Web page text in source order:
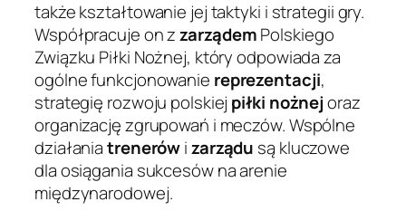
także kształtowanie jej taktyki i strategii gry.
Współpracuje on zzarządemPolskiego
Związku Piłki Nożnej, który odpowiada za
ogólne funkcjonowanie reprezentacji,
strategię rozwoju polskiej piłki nożnejoraz
organizację zgrupowań i meczów. Wspólne
działaniatrenerówizarządu są kluczowe
dla osiągania sukcesów na arenie
międzynarodowej.